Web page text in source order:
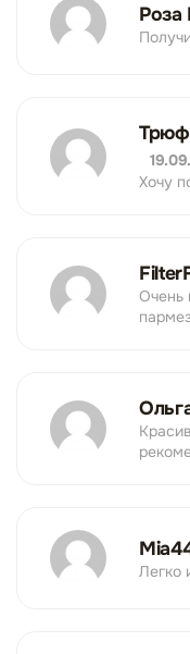
Роза
Хочу
Очень
Легко